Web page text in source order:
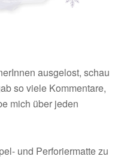
ausgelost, schau
so viele Kommentare,
mich über jeden
und Perforiermatte zu